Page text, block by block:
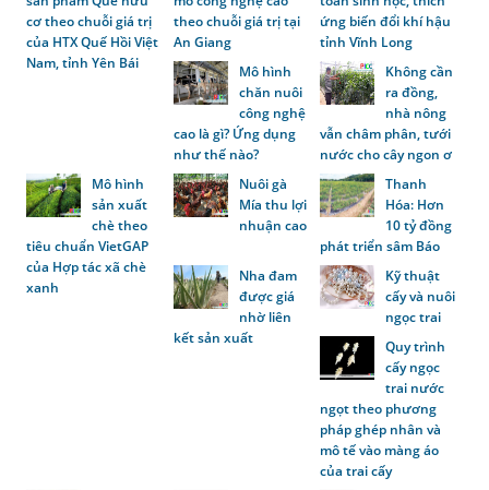
cơ theo chuỗi giá trị
của HTX Quế Hồi Việt
Nam, tỉnh Yên Bái
theo chuỗi giá trị tại
An Giang
ứng biến đổi khí hậu
tỉnh Vĩnh Long
Mô hình
chăn nuôi
công nghệ
cao là gì? Ứng dụng
như thế nào?
Không cần
ra đồng,
nhà nông
vẫn châm phân, tưới
nước cho cây ngon ơ
Mô hình
sản xuất
chè theo
tiêu chuẩn VietGAP
của Hợp tác xã chè
xanh
Nuôi gà
Mía thu lợi
nhuận cao
Thanh
Hóa: Hơn
10 tỷ đồng
phát triển sâm Báo
Nha đam
được giá
nhờ liên
kết sản xuất
Kỹ thuật
cấy và nuôi
ngọc trai
Quy trình
cấy ngọc
trai nước
ngọt theo phương
pháp ghép nhân và
mô tế vào màng áo
của trai cấy